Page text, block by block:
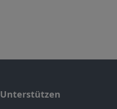
Unterstützen